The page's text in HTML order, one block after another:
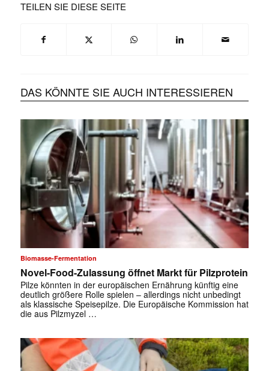
TEILEN SIE DIESE SEITE
DAS KÖNNTE SIE AUCH INTERESSIEREN
Biomasse-Fermentation
Novel-Food-Zulassung öffnet Markt für Pilzprotein
Pilze könnten in der europäischen Ernährung künftig eine
deutlich größere Rolle spielen – allerdings nicht unbedingt
als klassische Speisepilze. Die Europäische Kommission hat
die aus Pilzmyzel …